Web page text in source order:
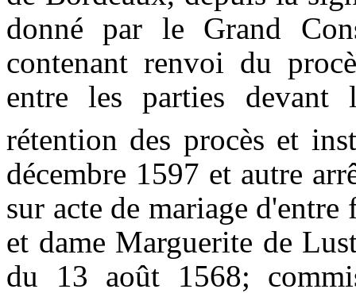
donné par le Grand
contenant renvoi du
entre les parties
rétention des procès et
décembre 1597 et autre
sur acte de mariage
et dame Marguerite de
du 13 août 1568;